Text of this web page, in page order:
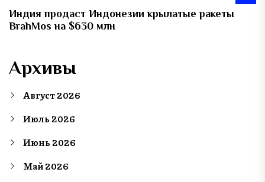
Индия продаст Индонезии крылатые ракеты
BrahMos на $630 млн
Архивы
Август 2026
Июль 2026
Июнь 2026
Май 2026